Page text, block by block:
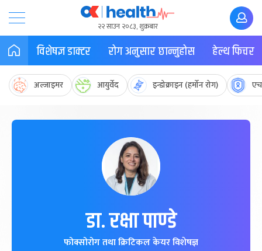
२२ साउन २०८३, शुक्रबार
विशेषज्ञ डाक्टर रोग अनुसार छान्नुहोस हेल्थ फिचर
अल्जाइमर आयुर्वेद इन्डोक्राइन (हर्मोन रोग)
डा. रक्षा पाण्डे
फोक्सोरोग तथा क्रिटिकल केयर विशेषज्ञ